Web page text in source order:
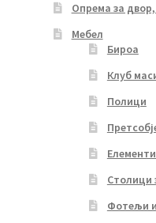
Опрема за
Мебел
Бироа
Клуб
Полици
Столици
Фотељи